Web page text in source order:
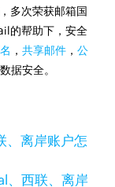
多次荣获邮箱国
的帮助下，安全
，共享邮件 ，公
据安全。
、西联、离岸